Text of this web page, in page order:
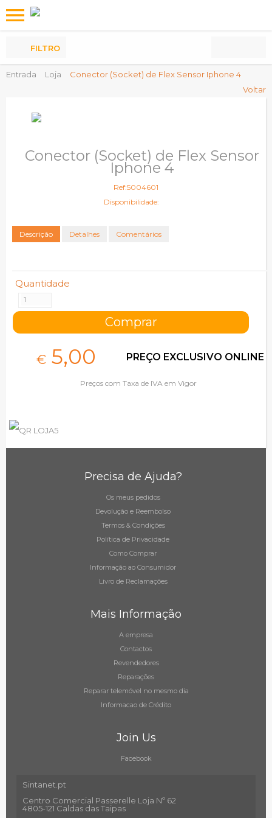
Entrada Loja
Conector (Socket) de Flex Sensor Iphone 4
Voltar
FILTRO
Conector (Socket) de Flex Sensor
Iphone 4
Ref:5004601
Disponibilidade:
Descrição Detalhes Comentários
Quantidade
€ 5,00 PREÇO EXCLUSIVO ONLINE
Preços com Taxa de IVA em Vigor
Precisa de Ajuda?
Os meus pedidos
Devolução e Reembolso
Termos & Condições
Política de Privacidade
Como Comprar
Informação ao Consumidor
Livro de Reclamações
Mais Informação
A empresa
Contactos
Revendedores
Reparações
Reparar telemóvel no mesmo dia
Informacao de Crédito
Join Us
Facebook
Sintanet.pt
Centro Comercial Passerelle Loja Nº 62
4805-121 Caldas das Taipas